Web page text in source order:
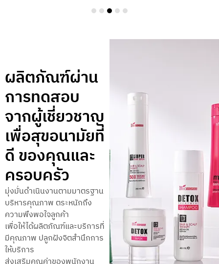
ผลิตภัณฑ์ผ่าน
การทดสอบ
จากผู้เชี่ยวชาญ
เพื่อสุขอนามัยที่
ดี ของคุณและ
ครอบครัว
มุ่งมั่นดำเนินงานตามมาตรฐาน
บริหารคุณภาพ ตระหนักถึง
ความพึงพอใจลูกค้า
เพื่อให้ได้ผลิตภัณฑ์และบริการที่
มีคุณภาพ ปลูกฝังจิตสำนึกการ
ให้บริการ